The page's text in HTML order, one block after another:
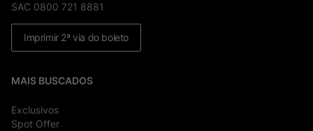
SAC 0800 721 8881
Imprimir 2ª via do boleto
MAIS BUSCADOS
Exclusivos
Spot Offer